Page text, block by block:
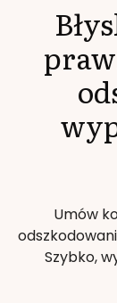
Umów
Szybko,